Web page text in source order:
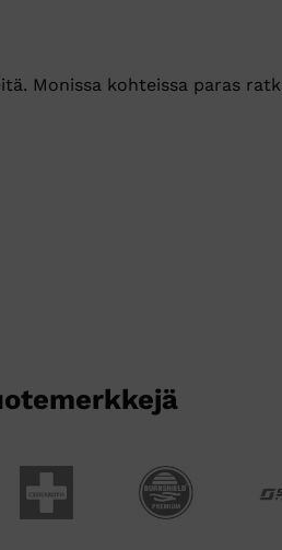
Monissa kohteissa paras